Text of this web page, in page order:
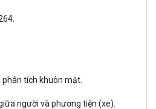
phân tích khuôn mặt.
người và phương tiện (xe).